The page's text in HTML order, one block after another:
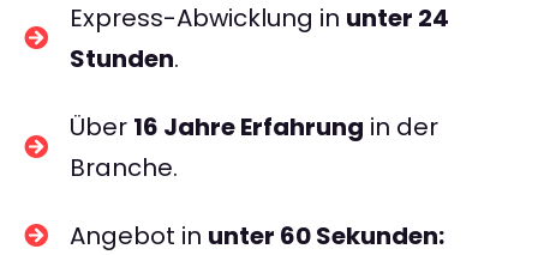
Express-Abwicklung in unter 24
Stunden.
Über 16 Jahre Erfahrung in der
Branche.
Angebot in unter 60 Sekunden: